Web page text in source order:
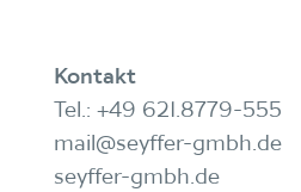
Kontakt
Tel.: +49 621.8779-555
mail@seyffer-gmbh.de
seyffer-gmbh.de